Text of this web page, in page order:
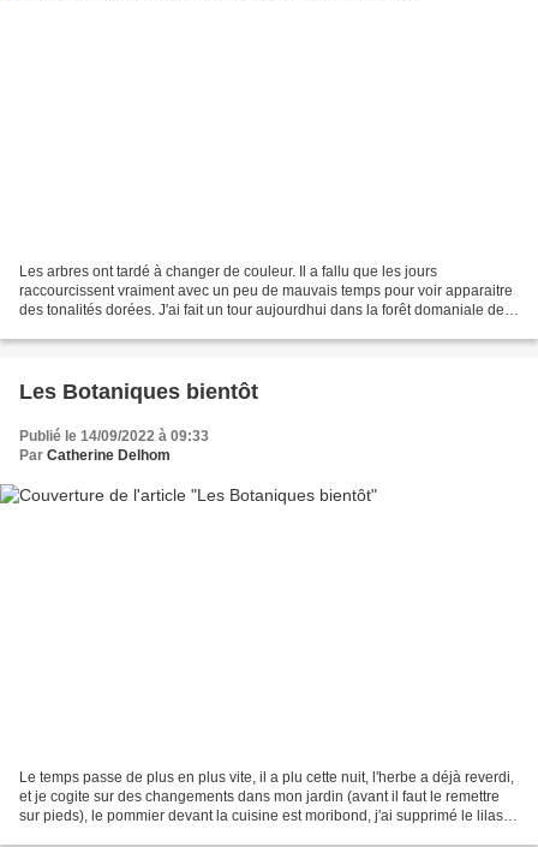
Les arbres ont tardé à changer de couleur. Il a fallu que les jours
raccourcissent vraiment avec un peu de mauvais temps pour voir apparaitre
des tonalités dorées. J'ai fait un tour aujourdhui dans la forêt domaniale de
Les Botaniques bientôt
Publié le 14/09/2022 à 09:33
Par Catherine Delhom
Le temps passe de plus en plus vite, il a plu cette nuit, l'herbe a déjà reverdi,
et je cogite sur des changements dans mon jardin (avant il faut le remettre
sur pieds), le pommier devant la cuisine est moribond, j'ai supprimé le lilas